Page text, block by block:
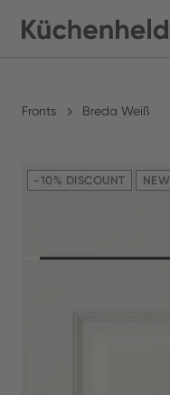
Fronts Breda Weiß
-10% DISCOUNT NEW